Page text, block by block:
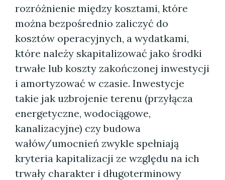
rozróżnienie między kosztami, które
można bezpośrednio zaliczyć do
kosztów operacyjnych, a wydatkami,
które należy skapitalizować jako środki
trwałe lub koszty zakończonej inwestycji
i amortyzować w czasie. Inwestycje
takie jak uzbrojenie terenu (przyłącza
energetyczne, wodociągowe,
kanalizacyjne) czy budowa
wałów/umocnień zwykle spełniają
kryteria kapitalizacji ze względu na ich
trwały charakter i długoterminowy